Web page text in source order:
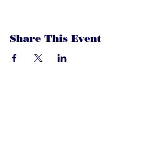
Share This Event